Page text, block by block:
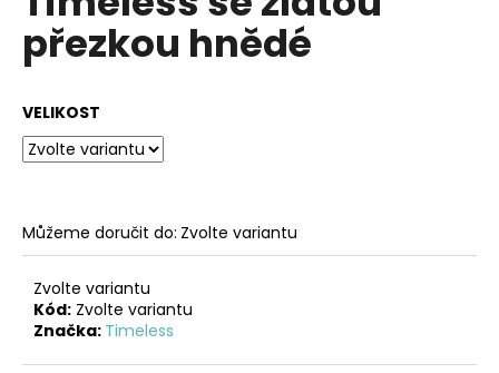
5
hvězdiček.
přezkou hnědé
VELIKOST
Můžeme doručit do: Zvolte variantu
Zvolte variantu
Kód: Zvolte variantu
Značka: Timeless
u
e
m
e
ZDRAVOTNÍ
SHOES
199